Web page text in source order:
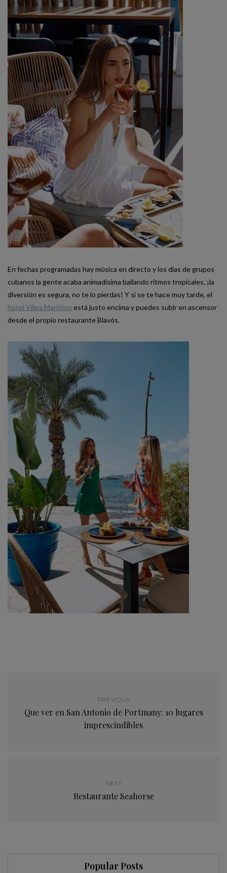
En fechas programadas hay música en directo y los días de grupos
cubanos la gente acaba animadísima bailando ritmos tropicales, ¡la
diversión es segura, no te lo pierdas! Y si se te hace muy tarde, el
hotel Vibra Marítimo está justo encima y puedes subir en ascensor
desde el propio restaurante Blavós.
PREVIOUS
Que ver en San Antonio de Portmany: 10 lugares
imprescindibles
NEXT
Restaurante Seahorse
Popular Posts